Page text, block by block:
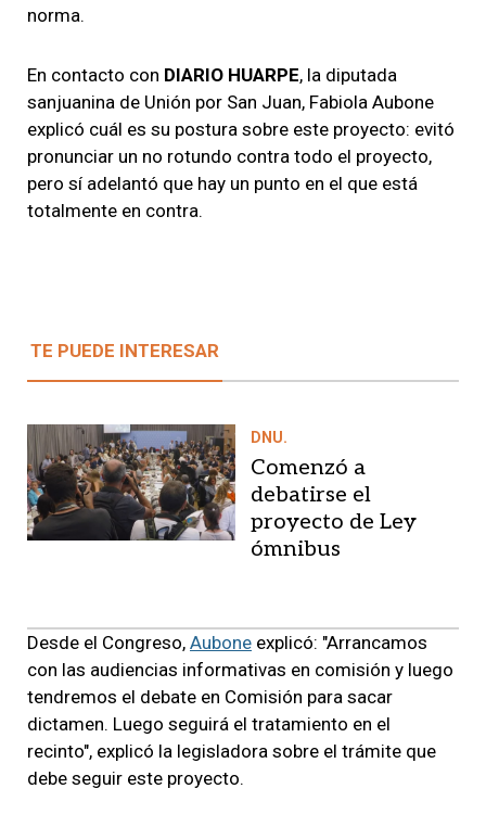
norma.
En contacto con DIARIO HUARPE, la diputada
sanjuanina de Unión por San Juan, Fabiola Aubone
explicó cuál es su postura sobre este proyecto: evitó
pronunciar un no rotundo contra todo el proyecto,
pero sí adelantó que hay un punto en el que está
totalmente en contra.
TE PUEDE INTERESAR
DNU.
Comenzó a
debatirse el
proyecto de Ley
ómnibus
Desde el Congreso, Aubone explicó: "Arrancamos
con las audiencias informativas en comisión y luego
tendremos el debate en Comisión para sacar
dictamen. Luego seguirá el tratamiento en el
recinto", explicó la legisladora sobre el trámite que
debe seguir este proyecto.